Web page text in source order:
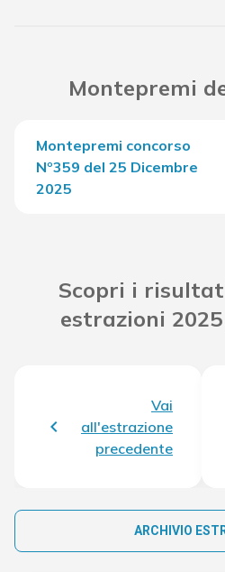
Montepremi
Montepremi concorso
Nº359 del 25 Dicembre
2025
Scopri i
estrazioni
Vai
all'estrazione
precedente
ARCHIVIO